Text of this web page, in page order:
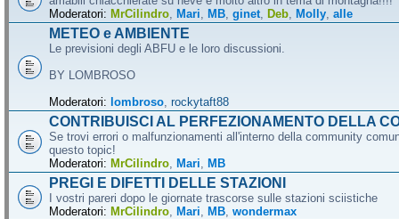
Moderatori: MrCilindro Mari MB ginet Deb Molly alle
METEO e AMBIENTE
Le previsioni degli ABFU e le loro discussioni.
BY LOMBROSO
Moderatori: lombroso rockytaft88
CONTRIBUISCI AL PERFEZIONAMENTO DELLA
Se trovi errori o malfunzionamenti all'interno della community
questo topic!
Moderatori: MrCilindro Mari MB
PREGI E DIFETTI DELLE STAZIONI
I vostri pareri dopo le giornate trascorse sulle stazioni sciistiche
Moderatori: MrCilindro Mari MB wondermax